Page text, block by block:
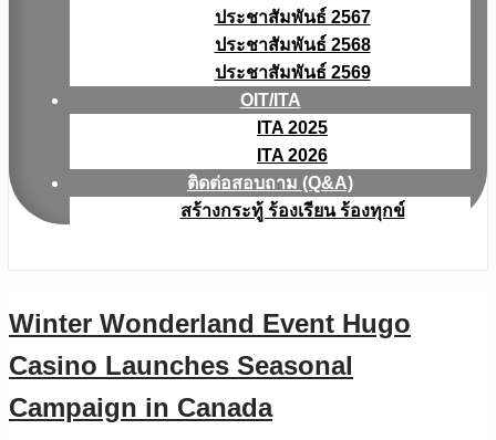
ประชาสัมพันธ์ 2567
ประชาสัมพันธ์ 2568
ประชาสัมพันธ์ 2569
OIT/ITA
ITA 2025
ITA 2026
ติดต่อสอบถาม (Q&A)
สร้างกระทู้ ร้องเรียน ร้องทุกข์
Winter Wonderland Event Hugo
Casino Launches Seasonal
Campaign in Canada